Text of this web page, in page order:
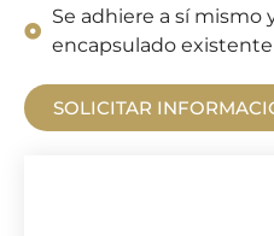
Se adhiere a sí mismo
encapsulado existente
SOLICITAR